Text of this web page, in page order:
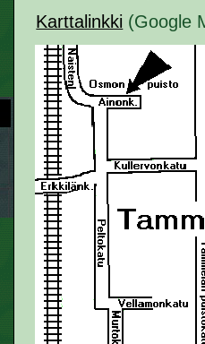
Karttalinkki (Google